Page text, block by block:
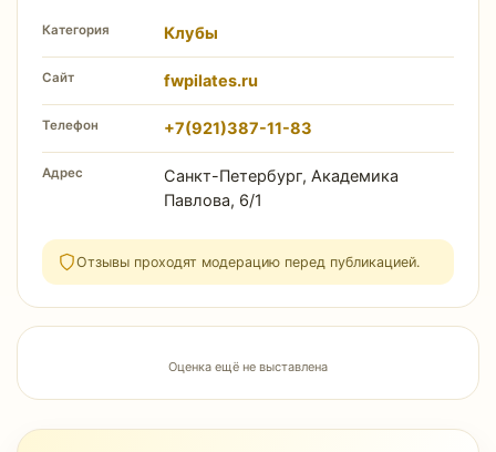
Категория Клубы
Сайт fwpilates.ru
Телефон +7(921)387-11-83
Адрес
Санкт-Петербург, Академика
Павлова, 6/1
Отзывы проходят модерацию перед публикацией.
Оценка ещё не выставлена